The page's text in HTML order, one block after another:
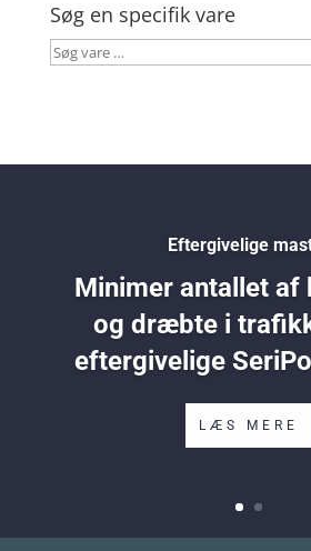
Søg en specifik vare
Søg
Eftergivelige
Minimer antallet
og dræbte i
eftergivelige
LÆS MERE